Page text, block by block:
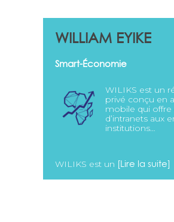
WILLIAM EYIKE
Smart-Économie
WILIKS est un
privé conçu en
mobile qui
d’intranets aux
institutions…
WILIKS est un [Lire la suite]